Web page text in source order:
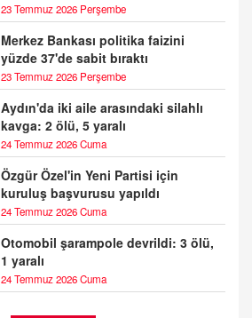
23 Temmuz 2026 Perşembe
Merkez Bankası politika faizini
yüzde 37'de sabit bıraktı
23 Temmuz 2026 Perşembe
Aydın'da iki aile arasındaki silahlı
kavga: 2 ölü, 5 yaralı
24 Temmuz 2026 Cuma
Özgür Özel'in Yeni Partisi için
kuruluş başvurusu yapıldı
24 Temmuz 2026 Cuma
Otomobil şarampole devrildi: 3 ölü,
1 yaralı
24 Temmuz 2026 Cuma